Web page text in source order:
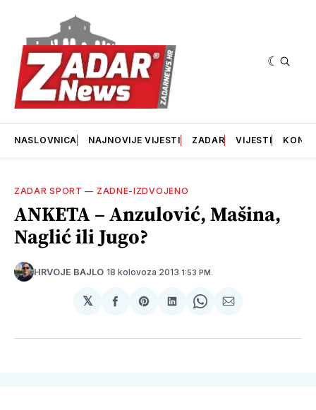
NASLOVNICA NAJNOVIJE VIJESTI ZADAR VIJESTI
ZADAR SPORT — ZADNE-IZDVOJENO
ANKETA – Anzulović, Mašina,
Naglić ili Jugo?
HRVOJE BAJLO 18 kolovoza 2013 1:53 PM.
𝕏
podijeliSharepodijeliSharepodijeli